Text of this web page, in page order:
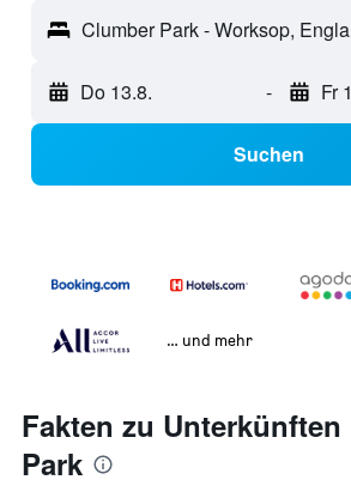
Do 13.8. - Fr
Suchen
… und mehr
Fakten zu
Park